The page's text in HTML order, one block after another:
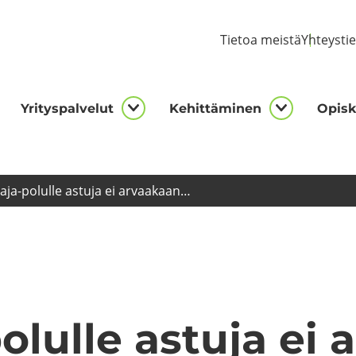
Tie­toa meis­tä
Yri­tys­pal­ve­lut
Yrityspalvelut
Ke­hit­tä­mi­nen
​polulle as­tu­ja ei ar­vaa­kaan…
as­tu­ja ei